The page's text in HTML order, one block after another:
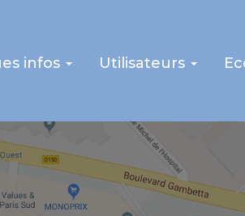
infos Utilisateurs